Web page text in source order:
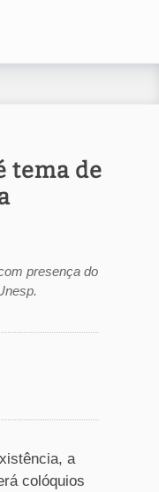
tema de
presença do
a
colóquios